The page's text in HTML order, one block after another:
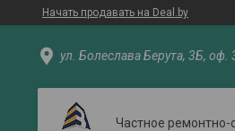
Начать продавать на Deal.by
ул. Болеслава Берута, 3Б, оф.
Частное ремонтно-